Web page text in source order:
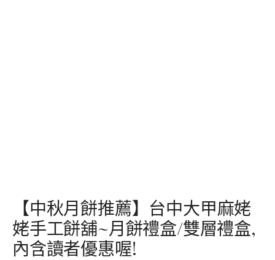
【中秋月餅推薦】台中大甲麻姥
姥手工餅舖~月餅禮盒/雙層禮盒,
內含讀者優惠喔!